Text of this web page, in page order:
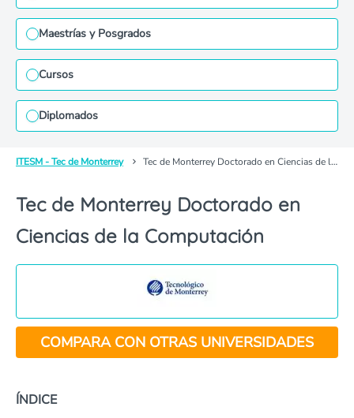
Maestrías y Posgrados
Cursos
Diplomados
ITESM - Tec de Monterrey Tec de Monterrey Doctorado en Ciencias de la Computación
Tec de Monterrey Doctorado en
Ciencias de la Computación
COMPARA CON OTRAS UNIVERSIDADES
ÍNDICE